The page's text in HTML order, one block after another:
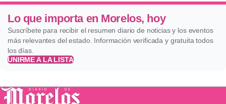
Lo que importa en Morelos, hoy
Suscríbete para recibir el resumen diario de noticias y los eventos
más relevantes del estado. Información verificada y gratuita todos
los días.
UNIRME A LA LISTA